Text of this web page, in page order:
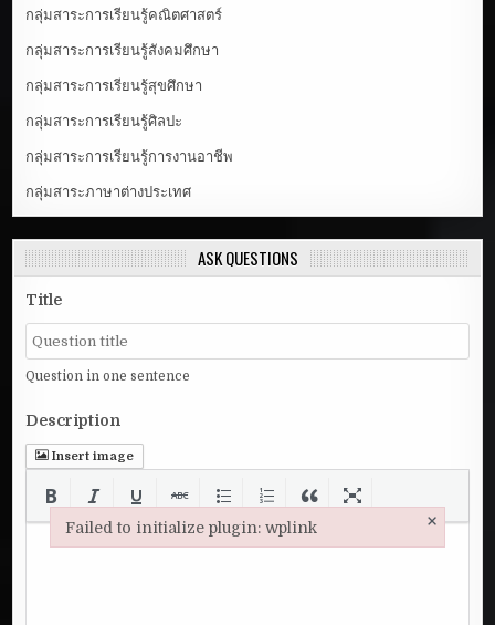
กลุ่มสาระการเรียนรู้คณิตศาสตร์
กลุ่มสาระการเรียนรู้สังคมศึกษา
กลุ่มสาระการเรียนรู้สุขศึกษา
กลุ่มสาระการเรียนรู้ศิลปะ
กลุ่มสาระการเรียนรู้การงานอาชีพ
กลุ่มสาระภาษาต่างประเทศ
ASK QUESTIONS
Title
Question in one sentence
Description
Insert image
Failed to initialize plugin: wplink ×
Failed to initialize plugin: wplink